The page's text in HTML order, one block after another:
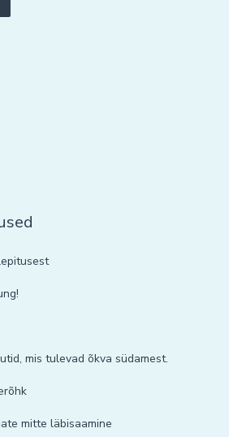
mis tulevad õkva südamest.
mitte läbisaamine